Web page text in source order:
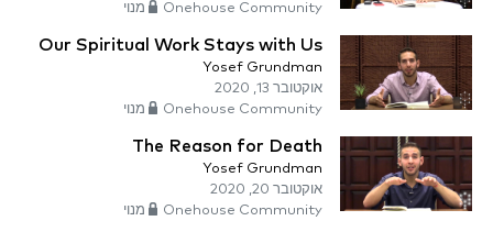
Onehouse Community מנוי
Our Spiritual Work Stays with Us
Yosef Grundman
אוקטובר 13, 2020
Onehouse Community מנוי
The Reason for Death
Yosef Grundman
אוקטובר 20, 2020
Onehouse Community מנוי